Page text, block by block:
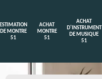
ESTIMATION
DE MONTRE
51
ACHAT
MONTRE
51
ACHAT
D'INSTRUMENT
DE MUSIQUE
51